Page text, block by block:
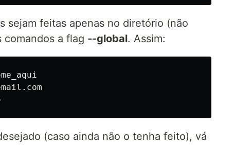
sejam feitas apenas no diretório (não
comandos a flag --global. Assim:
(caso ainda não o tenha feito), vá